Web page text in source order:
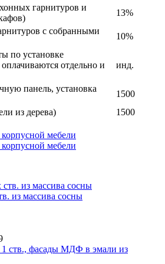
гарнитуров и
13%
с собранными
10%
по установке
отдельно и
инд.
панель, установка
1500
из дерева)
1500
из массива сосны